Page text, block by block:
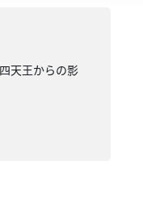
天王からの影